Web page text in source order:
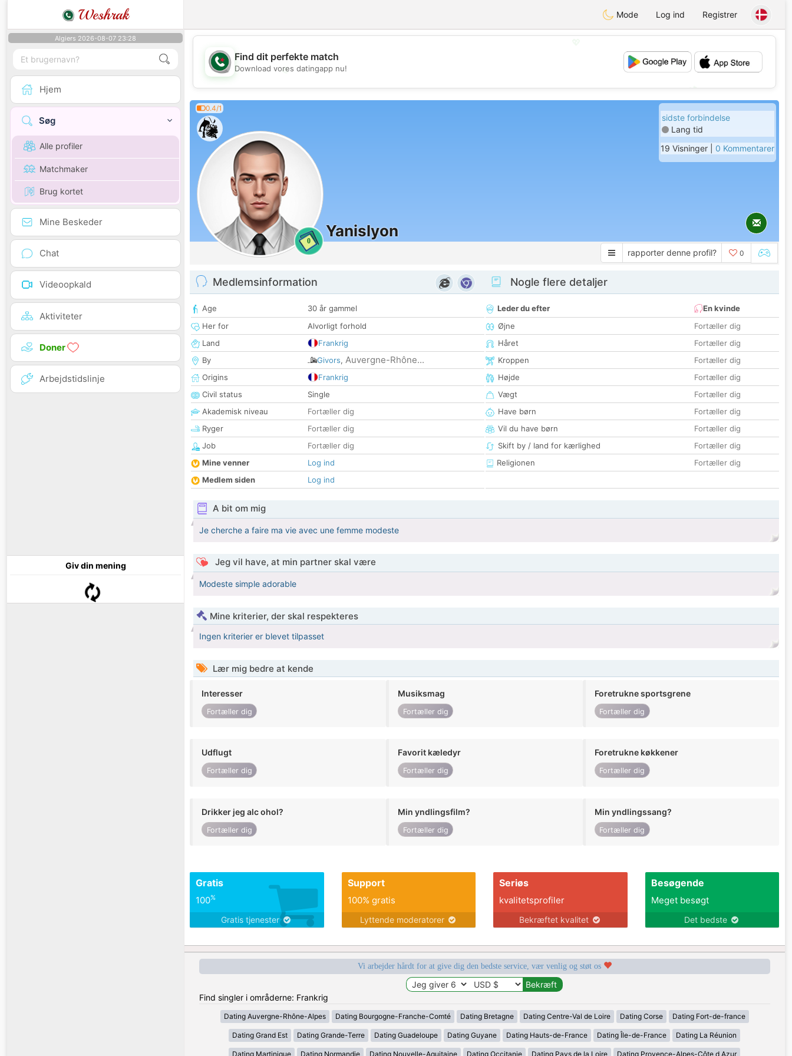
Weshrak Mode Log ind Registrer
Algiers 2026-08-07 23:28
Hjem
Søg
Alle profiler
Matchmaker
Brug kortet
Mine Beskeder
Chat
Videoopkald
Aktiviteter
Doner
Arbejdstidslinje
Giv din mening
💖
💕
Find dit perfekte match
Download vores datingapp nu!
0.4/1
0
Yanislyon
sidste forbindelse
Lang tid
19 Visninger | 0 Kommentarer
rapporter denne profil? 0
Medlemsinformation
Age
30 år gammel
Her for
Alvorligt forhold
Land
Frankrig
By
Givors, Auvergne-Rhône...
Origins
Frankrig
Civil status
Single
Akademisk niveau
Fortæller dig
Ryger
Fortæller dig
Job
Fortæller dig
Mine venner
Log ind
Medlem siden
Log ind
Nogle flere detaljer
Leder du efter
En kvinde
Øjne
Fortæller dig
Håret
Fortæller dig
Kroppen
Fortæller dig
Højde
Fortæller dig
Vægt
Fortæller dig
Have børn
Fortæller dig
Vil du have børn
Fortæller dig
Skift by / land for kærlighed
Fortæller dig
Religionen
Fortæller dig
A bit om mig
Je cherche a faire ma vie avec une femme modeste
Jeg vil have, at min partner skal være
Modeste simple adorable
Mine kriterier, der skal respekteres
Ingen kriterier er blevet tilpasset
Lær mig bedre at kende
Interesser
Fortæller dig
Musiksmag
Fortæller dig
Foretrukne sportsgrene
Fortæller dig
Udflugt
Fortæller dig
Favorit kæledyr
Fortæller dig
Foretrukne køkkener
Fortæller dig
Drikker jeg alc ohol?
Fortæller dig
Min yndlingsfilm?
Fortæller dig
Min yndlingssang?
Fortæller dig
Gratis
100%
Gratis tjenester
Support
100% gratis
Lyttende moderatorer
Seriøs
kvalitetsprofiler
Bekræftet kvalitet
Besøgende
Meget besøgt
Det bedste
Vi arbejder hårdt for at give dig den bedste service, vær venlig og støt os
Find singler i områderne: Frankrig
Dating Auvergne-Rhône-Alpes Dating Bourgogne-Franche-Comté Dating Bretagne Dating Centre-Val de Loire Dating Corse Dating Fort-de-france
Dating Grand Est Dating Grande-Terre Dating Guadeloupe Dating Guyane Dating Hauts-de-France Dating Île-de-France Dating La Réunion
Dating Martinique Dating Normandie Dating Nouvelle-Aquitaine Dating Occitanie Dating Pays de la Loire Dating Provence-Alpes-Côte d Azur